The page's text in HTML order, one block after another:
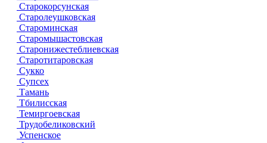
Старокорсунская
Старолеушковская
Староминская
Старомышастовская
Старонижестеблиевская
Старотитаровская
Сукко
Супсех
Тамань
Тбилисская
Темиргоевская
Трудобеликовский
Успенское